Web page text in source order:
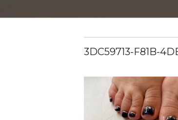
3DC59713-F81B-